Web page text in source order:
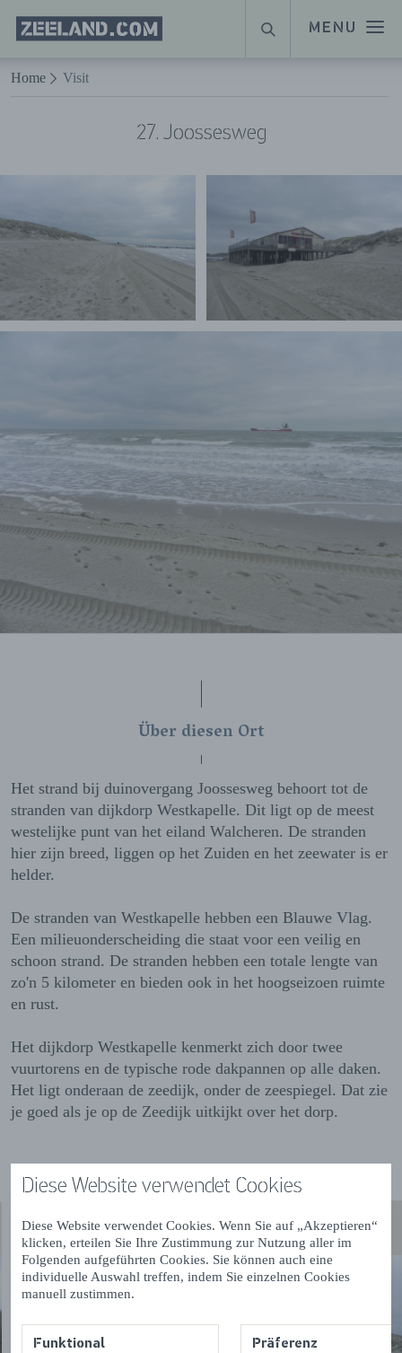
Diese Website verwendet Cookies
Diese Website verwendet Cookies. Wenn Sie auf „Akzeptieren“
klicken, erteilen Sie Ihre Zustimmung zur Nutzung aller im
Folgenden aufgeführten Cookies. Sie können auch eine
individuelle Auswahl treffen, indem Sie einzelnen Cookies
manuell zustimmen.
Funktional Präferenz
Naar hoofdinhoud
MENU
Homepage
Zeeland.com
SUCHE
Home Visit
27. Joossesweg
Über diesen Ort
Het strand bij duinovergang Joossesweg behoort tot de
stranden van dijkdorp Westkapelle. Dit ligt op de meest
westelijke punt van het eiland Walcheren. De stranden
hier zijn breed, liggen op het Zuiden en het zeewater is er
helder.
De stranden van Westkapelle hebben een Blauwe Vlag.
Een milieuonderscheiding die staat voor een veilig en
schoon strand. De stranden hebben een totale lengte van
zo'n 5 kilometer en bieden ook in het hoogseizoen ruimte
en rust.
Het dijkdorp Westkapelle kenmerkt zich door twee
vuurtorens en de typische rode dakpannen op alle daken.
Het ligt onderaan de zeedijk, onder de zeespiegel. Dat zie
je goed als je op de Zeedijk uitkijkt over het dorp.